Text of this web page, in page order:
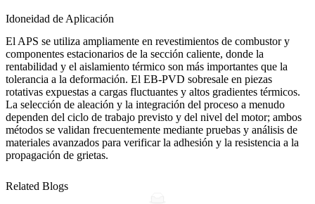
Idoneidad de Aplicación
El APS se utiliza ampliamente en revestimientos de combustor y
componentes estacionarios de la sección caliente, donde la
rentabilidad y el aislamiento térmico son más importantes que la
tolerancia a la deformación. El EB-PVD sobresale en piezas
rotativas expuestas a cargas fluctuantes y altos gradientes térmicos.
La selección de aleación y la integración del proceso a menudo
dependen del ciclo de trabajo previsto y del nivel del motor; ambos
métodos se validan frecuentemente mediante pruebas y análisis de
materiales avanzados para verificar la adhesión y la resistencia a la
propagación de grietas.
Related Blogs